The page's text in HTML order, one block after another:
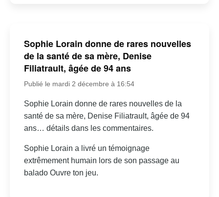
Sophie Lorain donne de rares nouvelles
de la santé de sa mère, Denise
Filiatrault, âgée de 94 ans
Publié le mardi 2 décembre à 16:54
Sophie Lorain donne de rares nouvelles de la
santé de sa mère, Denise Filiatrault, âgée de 94
ans… détails dans les commentaires.
Sophie Lorain a livré un témoignage
extrêmement humain lors de son passage au
balado Ouvre ton jeu.